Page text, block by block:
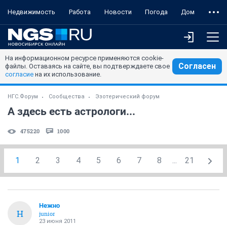
Недвижимость Работа Новости Погода Дом
На информационном ресурсе применяются cookie-
файлы. Оставаясь на сайте, вы подтверждаете свое
согласие на их использование.
Согласен
НГС.Форум Сообщества Эзотерический форум
А здесь есть астрологи...
475220 1000
1 2 3 4 5 6 7 8 ... 21
Н
Нежно
junior
23 июня 2011